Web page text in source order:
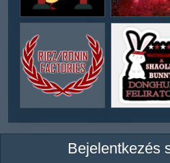
Bejelentkezés